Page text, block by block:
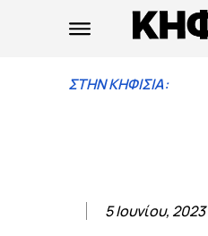
ΣΤΗΝ ΚΗΦΙΣΙΑ:
5 Ιουνίου, 2023